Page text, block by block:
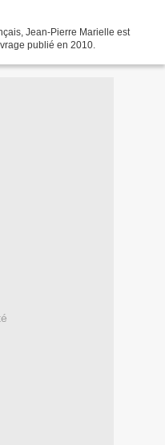
Jean-Pierre Marielle est
publié en 2010.